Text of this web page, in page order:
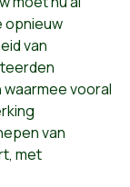
opnieuw
van
vooral
van
met